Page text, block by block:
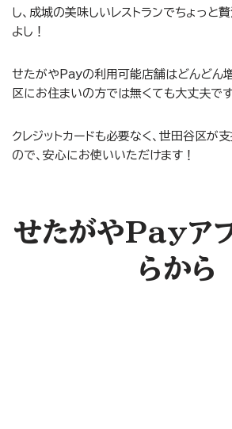
し、成城の美味しいレストランでちょっと
よし！
せたがやPayの利用可能店舗はどんどん
区にお住まいの方では無くても大丈夫です
クレジットカードも必要なく、世田谷区が
ので、安心にお使いいただけます！
せたがやPayア
らから